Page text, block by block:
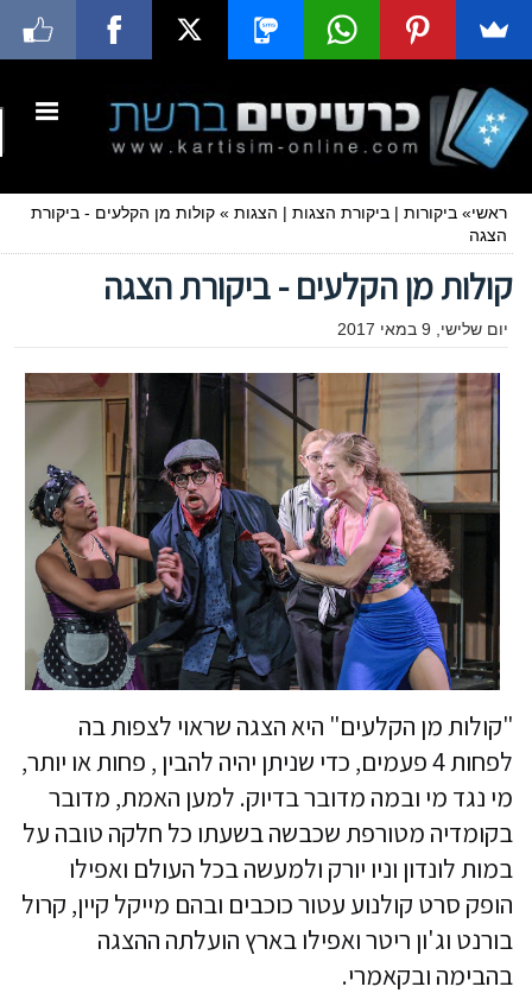
ראשי» ביקורות | ביקורת הצגות | הצגות » קולות מן הקלעים - ביקורת
הצגה
קולות מן הקלעים - ביקורת הצגה
יום שלישי, 9 במאי 2017
"קולות מן הקלעים" היא הצגה שראוי לצפות בה
לפחות 4 פעמים, כדי שניתן יהיה להבין , פחות או יותר,
מי נגד מי ובמה מדובר בדיוק. למען האמת, מדובר
בקומדיה מטורפת שכבשה בשעתו כל חלקה טובה על
במות לונדון וניו יורק ולמעשה בכל העולם ואפילו
הופק סרט קולנוע עטור כוכבים ובהם מייקל קיין, קרול
בורנט וג'ון ריטר ואפילו בארץ הועלתה ההצגה
בהבימה ובקאמרי.